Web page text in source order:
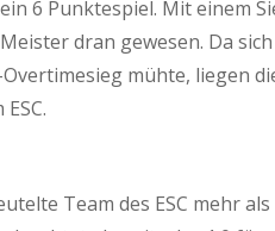
6 Punktespiel. Mit einem
dran gewesen. Da sich
mühte, liegen
Team des ESC mehr als